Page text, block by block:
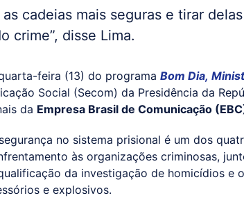
as cadeias mais seguras e tirar
crime”, disse Lima.
feira (13) do programa Bom Dia,
Social (Secom) da Presidência da
da Empresa Brasil de Comunicação
no sistema prisional é um dos
às organizações criminosas,
da investigação de homicídios e
e explosivos.